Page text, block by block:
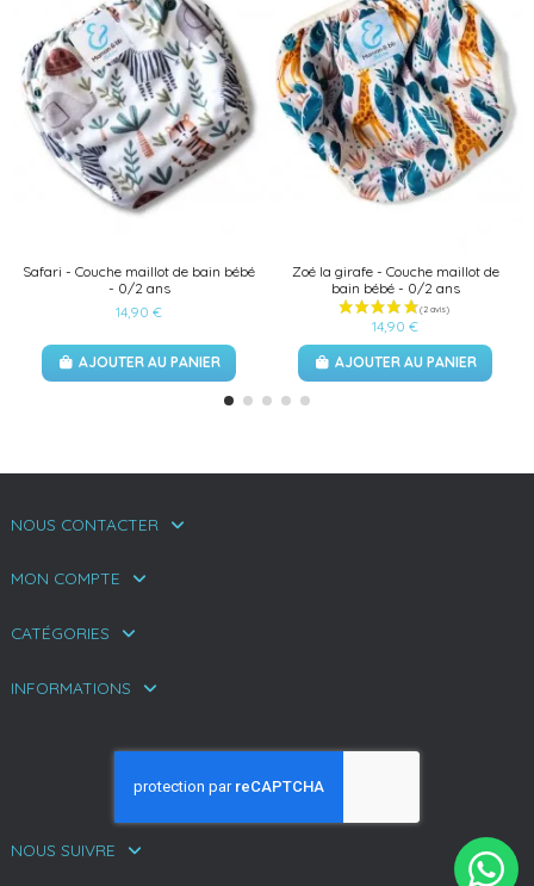
Safari - Couche maillot de bain bébé
- 0/2 ans
14,90 €
AJOUTER AU PANIER
Zoé la girafe - Couche maillot de
bain bébé - 0/2 ans
14,90 €
AJOUTER AU PANIER
NOUS CONTACTER
MON COMPTE
CATÉGORIES
INFORMATIONS
NOUS SUIVRE